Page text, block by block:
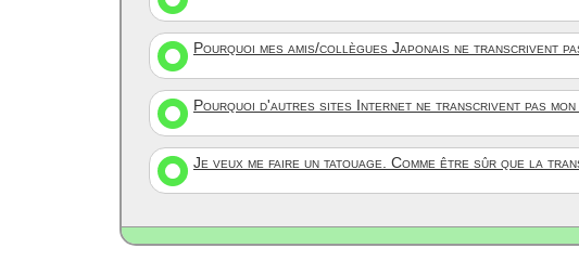
Pourquoi mes amis/collègues Japonais ne transcrivent
Pourquoi d'autres sites Internet ne transcrivent pas mon
Je veux me faire un tatouage. Comme être sûr que la